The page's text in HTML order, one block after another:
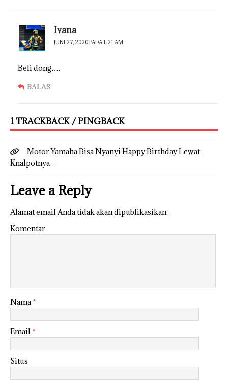
Ivana
JUNI 27, 2020 PADA 1:21 AM
Beli dong….
BALAS
1 TRACKBACK / PINGBACK
Motor Yamaha Bisa Nyanyi Happy Birthday Lewat
Knalpotnya -
Leave a Reply
Alamat email Anda tidak akan dipublikasikan.
Komentar
Nama*
Email *
Situs